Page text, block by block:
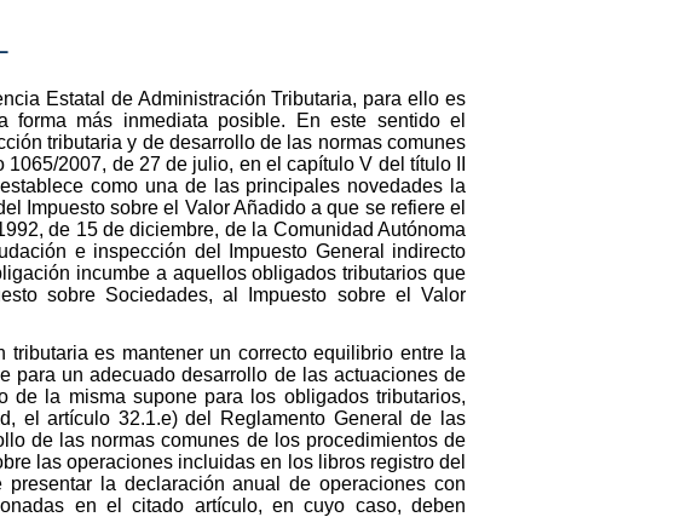
Estatal de Administración Tributaria, para ello es
más inmediata posible. En este sentido el
tributaria y de desarrollo de las normas comunes
2007, de 27 de julio, en el capítulo V del título II
como una de las principales novedades la
Impuesto sobre el Valor Añadido a que se refiere el
de 15 de diciembre, de la Comunidad Autónoma
e inspección del Impuesto General indirecto
incumbe a aquellos obligados tributarios que
sobre Sociedades, al Impuesto sobre el Valor
es mantener un correcto equilibrio entre la
para un adecuado desarrollo de las actuaciones de
de la misma supone para los obligados tributarios,
el artículo 32.1.e) del Reglamento General de las
de las normas comunes de los procedimientos de
las operaciones incluidas en los libros registro del
la declaración anual de operaciones con
en el citado artículo, en cuyo caso, deben